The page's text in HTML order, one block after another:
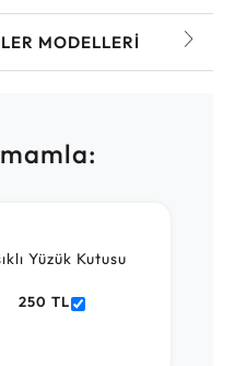
MODELLERI
Yüzük Kutusu
250 TL